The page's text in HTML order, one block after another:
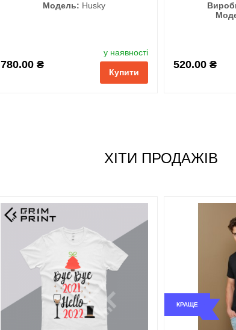
Модель: Husky
780.00 ₴
у наявності
Купити
Чорний
XXL
обрані порівняння купити в 1 клік
520.00 ₴
ХІТИ ПРОДАЖІВ
КРАЩЕ